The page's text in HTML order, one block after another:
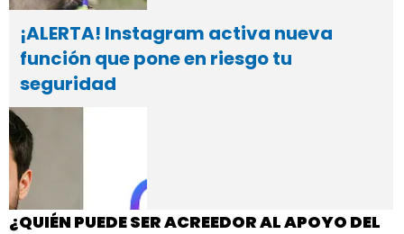
¡ALERTA! Instagram activa nueva
función que pone en riesgo tu
seguridad
¿QUIÉN PUEDE SER ACREEDOR AL APOYO DEL